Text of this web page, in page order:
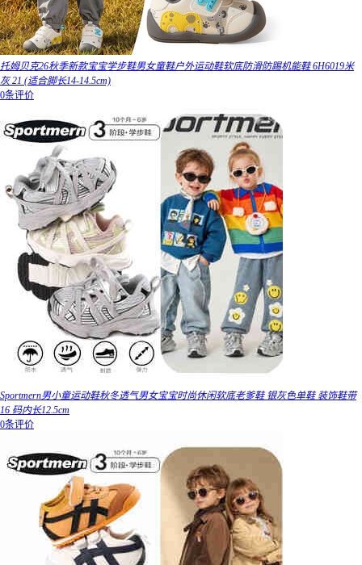
托姆贝克26秋季新款宝宝学步鞋男女童鞋户外运动鞋软底防滑防踢机能鞋 6H6019米
灰 21 (适合脚长14-14.5cm)
0条评价
Sportmern男小童运动鞋秋冬透气男女宝宝时尚休闲软底老爹鞋 银灰色单鞋 装饰鞋带
16 码内长12.5cm
0条评价